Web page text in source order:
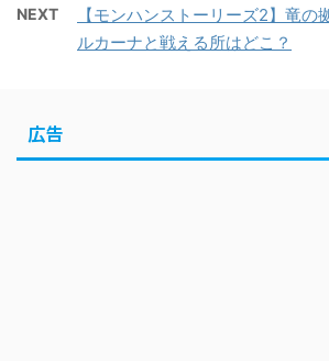
NEXT
【モンハンストーリーズ2】竜の
ルカーナと戦える所はどこ？
広告